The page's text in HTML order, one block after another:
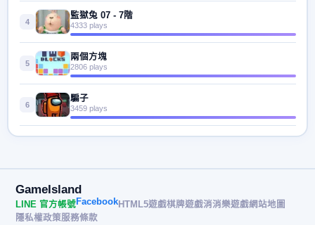
4
監獄兔 07 - 7階
4333 plays
5
兩個方塊
2806 plays
6
騙子
3459 plays
GameIsland
LINE 官方帳號FacebookHTML5遊戲棋牌遊戲消消樂遊戲網站地圖
隱私權政策服務條款